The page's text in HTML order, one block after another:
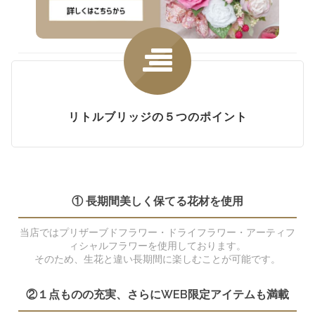
リトルブリッジの５つのポイント
① 長期間美しく保てる花材を使用
当店ではプリザーブドフラワー・ドライフラワー・アーティフ
ィシャルフラワーを使用しております。
そのため、生花と違い長期間に楽しむことが可能です。
②１点ものの充実、さらにWEB限定アイテムも満載